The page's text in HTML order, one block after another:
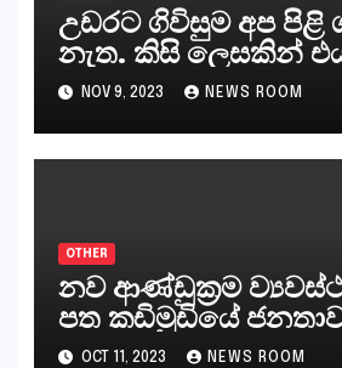
උඩරට ගිවිසුම අප
නැත. කිසි ලෙසකින්
නීත්‍යානුකූල
සිංහල ප්‍රතිපත්ති
ජනාධිපති දැන් වූ
NOV 9, 2023 NEWS ROOM
OTHER
නව ආණ්ඩුක්‍රම
පත කඩිමුඩියේ
කරන්නේ?
OCT 11, 2023 NEWS ROOM